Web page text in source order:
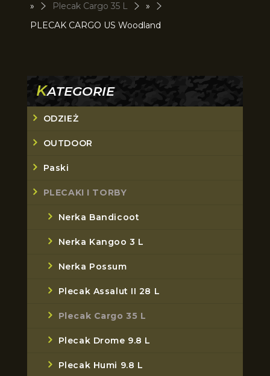
»
Plecak Cargo 35 L
»
PLECAK CARGO US Woodland
KATEGORIE
ODZIEŻ
OUTDOOR
Paski
PLECAKI I TORBY
Nerka Bandicoot
Nerka Kangoo 3 L
Nerka Possum
Plecak Assalut II 28 L
Plecak Cargo 35 L
Plecak Drome 9.8 L
Plecak Humi 9.8 L